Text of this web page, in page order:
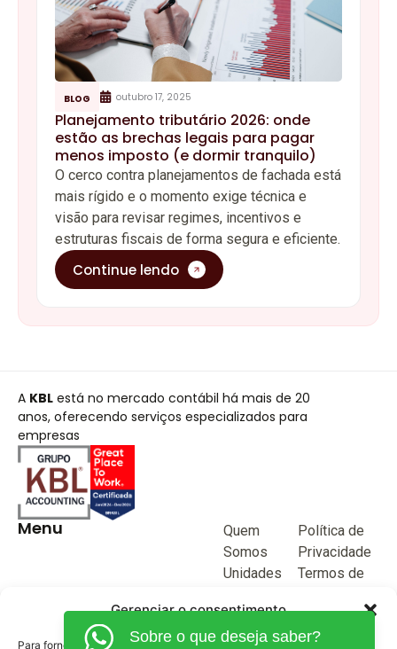
Gerenciar o consentimento
Para fornecer as melhores experiências, usamos tecnologias como
BLOG outubro 17, 2025
Planejamento tributário 2026: onde
estão as brechas legais para pagar
menos imposto (e dormir tranquilo)
O cerco contra planejamentos de fachada está
mais rígido e o momento exige técnica e
visão para revisar regimes, incentivos e
estruturas fiscais de forma segura e eficiente.
Continue lendo
A KBL está no mercado contábil há mais de 20
anos, oferecendo serviços especializados para
empresas
Menu
Quem
Somos
Unidades
Blog
Junte-se a
Política de
Privacidade
Termos de
Sobre o que deseja saber?